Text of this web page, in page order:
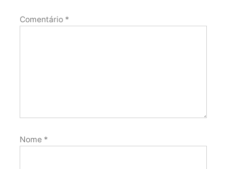
Comentário *
Nome *